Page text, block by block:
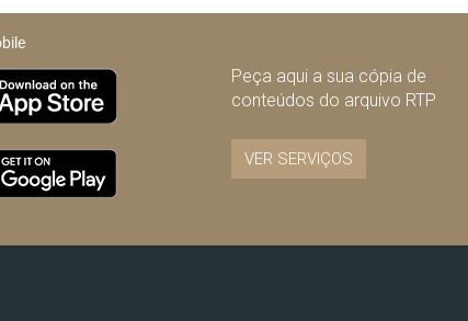
Peça aqui a sua cópia de
conteúdos do arquivo RTP
VER SERVIÇOS